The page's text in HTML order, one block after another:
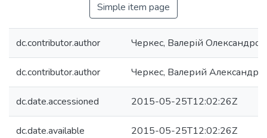
Simple item page
dc.contributor.author Черкес, Валерій
dc.contributor.author Черкес, Валерий
dc.date.accessioned 2015-05-25T12:02:26Z
dc.date.available 2015-05-25T12:02:26Z